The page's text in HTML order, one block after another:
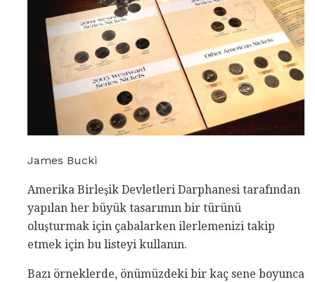
James Bucki
Amerika Birleşik Devletleri Darphanesi tarafından
yapılan her büyük tasarımın bir türünü
oluşturmak için çabalarken ilerlemenizi takip
etmek için bu listeyi kullanın.
Bazı örneklerde, önümüzdeki bir kaç sene boyunca